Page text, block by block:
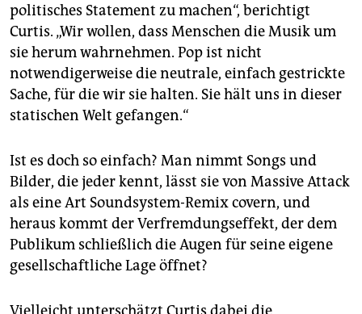
politisches Statement zu machen“, berichtigt
Curtis. „Wir wollen, dass Menschen die Musik um
sie herum wahrnehmen. Pop ist nicht
notwendigerweise die neutrale, einfach gestrickte
Sache, für die wir sie halten. Sie hält uns in dieser
statischen Welt gefangen.“
Ist es doch so einfach? Man nimmt Songs und
Bilder, die jeder kennt, lässt sie von Massive Attack
als eine Art Soundsystem-Remix covern, und
heraus kommt der Verfremdungseffekt, der dem
Publikum schließlich die Augen für seine eigene
gesellschaftliche Lage öffnet?